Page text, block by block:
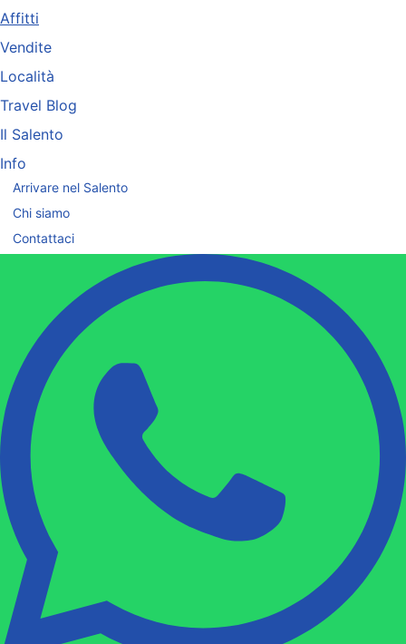
Affitti
Vendite
Località
Travel Blog
Il Salento
Info
Arrivare nel Salento
Chi siamo
Contattaci